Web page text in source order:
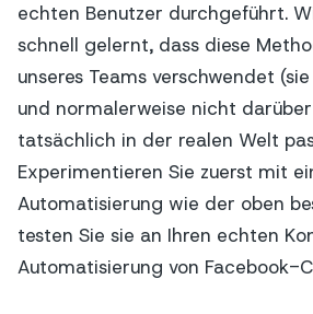
echten Benutzer durchgeführt.
schnell gelernt, dass diese
unseres Teams verschwendet
und normalerweise nicht
tatsächlich in der realen Welt
Experimentieren Sie zuerst mit
Automatisierung wie der oben
testen Sie sie an Ihren echten
Automatisierung von Facebook-